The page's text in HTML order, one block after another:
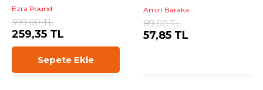
Ezra Pound
399,00 TL
259,35 TL
Sepete Ekle
Amiri Baraka
89,00 TL
57,85 TL